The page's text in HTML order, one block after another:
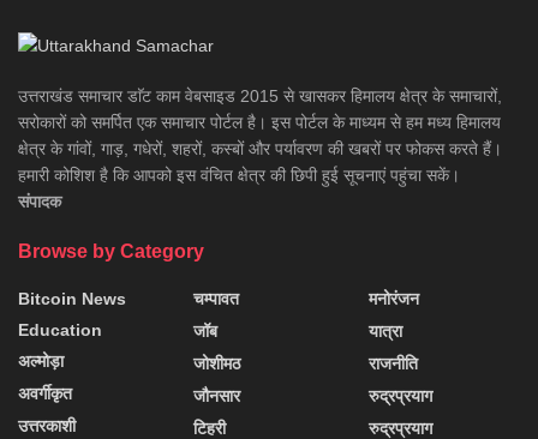
उत्तराखंड समाचार डाॅट काम वेबसाइड 2015 से खासकर हिमालय क्षेत्र के समाचारों,
सरोकारों को समर्पित एक समाचार पोर्टल है। इस पोर्टल के माध्यम से हम मध्य हिमालय
क्षेत्र के गांवों, गाड़, गधेरों, शहरों, कस्बों और पर्यावरण की खबरों पर फोकस करते हैं।
हमारी कोशिश है कि आपको इस वंचित क्षेत्र की छिपी हुई सूचनाएं पहुंचा सकें।
संपादक
Browse by Category
Bitcoin News
Education
अल्मोड़ा
अवर्गीकृत
उत्तरकाशी
चम्पावत
जॉब
जोशीमठ
जौनसार
टिहरी
मनोरंजन
यात्रा
राजनीति
रुद्रप्रयाग
रुद्रप्रयाग